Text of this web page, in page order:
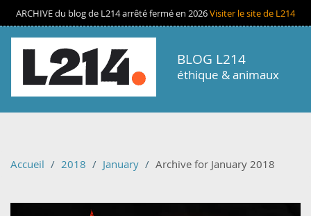
Aller au contenu principal
ARCHIVE du blog de L214 arrêté fermé en 2026Visiter le site de L214
BLOG L214
éthique & animaux
Accueil 2018 January Archive for January 2018